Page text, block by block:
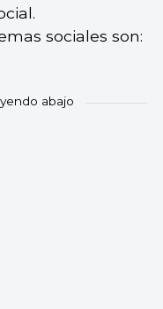
sociales son: